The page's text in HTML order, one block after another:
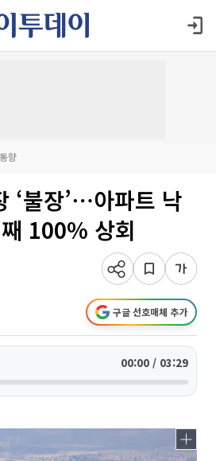
향
‘불장’⋯아파트 낙
100% 상회
구글 선호매체 추가
00:00 / 03:29